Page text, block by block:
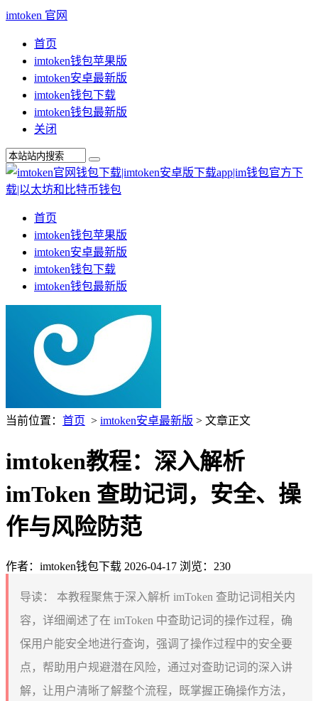
imtoken 官网
首页
imtoken钱包苹果版
imtoken安卓最新版
imtoken钱包下载
imtoken钱包最新版
关闭
首页
imtoken钱包苹果版
imtoken安卓最新版
imtoken钱包下载
imtoken钱包最新版
当前位置： 首页 > imtoken安卓最新版 > 文章正文
imtoken教程：深入解析
imToken 查助记词，安全、操
作与风险防范
作者：imtoken钱包下载 2026-04-17 浏览：230
导读：
本教程聚焦于深入解析 imToken 查助记词相关内
容，详细阐述了在 imToken 中查助记词的操作过程，确
保用户能安全地进行查询，强调了操作过程中的安全要
点，帮助用户规避潜在风险，通过对查助记词的深入讲
解，让用户清晰了解整个流程，既掌握正确操作方法，